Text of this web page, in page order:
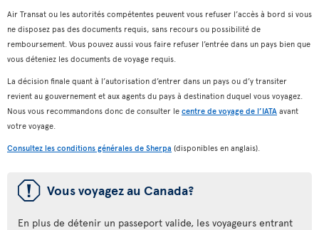
Air Transat ou les autorités compétentes peuvent vous refuser l’accès à bord si vous
ne disposez pas des documents requis, sans recours ou possibilité de
remboursement. Vous pouvez aussi vous faire refuser l’entrée dans un pays bien que
vous déteniez les documents de voyage requis.
La décision finale quant à l’autorisation d’entrer dans un pays ou d’y transiter
revient au gouvernement et aux agents du pays à destination duquel vous voyagez.
Nous vous recommandons donc de consulter le centre de voyage de l’IATA avant
votre voyage.
Consultez les conditions générales de Sherpa (disponibles en anglais).
ü Vous voyagez au Canada?
En plus de détenir un passeport valide, les voyageurs entrant